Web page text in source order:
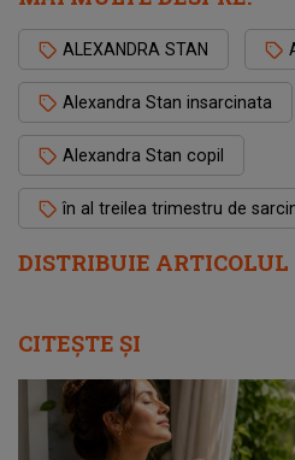
DISTRIBUIE ARTICOLUL
ALEXANDRA STAN
Alexandra Stan insarcinata
Alexandra Stan copil
în al treilea trimestru de
CITEȘTE ȘI